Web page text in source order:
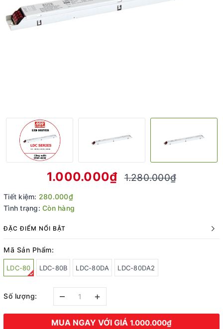
1.000.000₫ 1.280.000₫
Tiết kiệm: 280.000₫
Tình trạng: Còn hàng
ĐẶC ĐIỂM NỔI BẬT
Mã Sản Phẩm:
LDC-80 LDC-80B LDC-80DA LDC-80DA2
Số lượng: – +
MUA NGAY VỚI GIÁ 1.000.000₫